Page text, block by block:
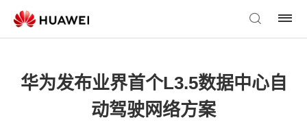
华为发布业界首个L3.5数据中心自
动驾驶网络方案